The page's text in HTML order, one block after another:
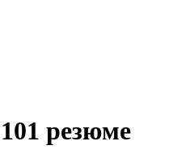
резюме